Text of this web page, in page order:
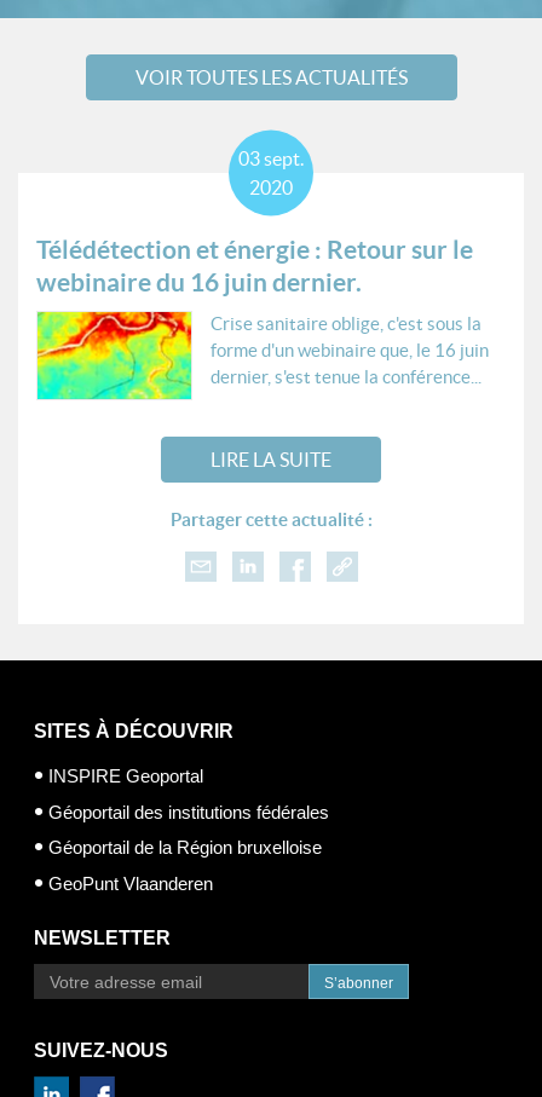
VOIR TOUTES LES ACTUALITÉS
Télédétection et énergie : Retour sur le
webinaire du 16 juin dernier.
03sept.
2020
Crise sanitaire oblige, c'est sous la
forme d'un webinaire que, le 16 juin
dernier, s'est tenue la conférence...
LIRE LA SUITE
Partager cette actualité :
SITES À DÉCOUVRIR
INSPIRE Geoportal
Géoportail des institutions fédérales
Géoportail de la Région bruxelloise
GeoPunt Vlaanderen
NEWSLETTER
S’abonner
SUIVEZ-NOUS